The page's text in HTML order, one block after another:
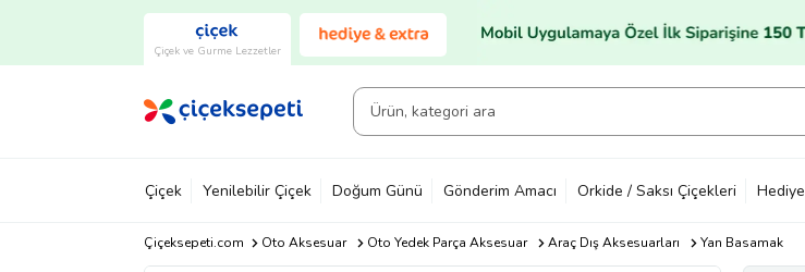
Çiçek ve Gurme Lezzetler
Çiçek Yenilebilir Çiçek Doğum Günü Gönderim Amacı Orkide / Saksı Çiçekleri Hediye
Çiçeksepeti.com Oto Aksesuar Oto Yedek Parça Aksesuar Araç Dış Aksesuarları Yan Basamak